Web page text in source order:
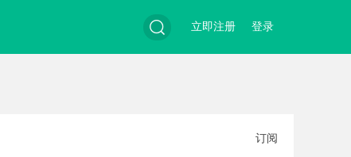
登录
立即注册
订阅